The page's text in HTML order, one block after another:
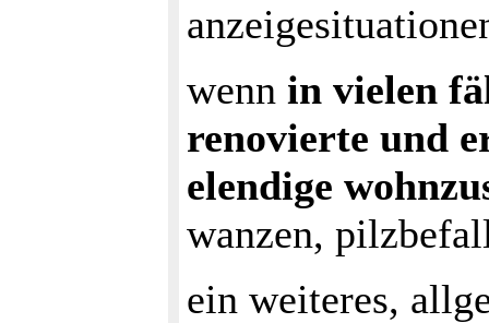
wenn in vielen
renovierte und
elendige
wanzen,
ein weiteres,